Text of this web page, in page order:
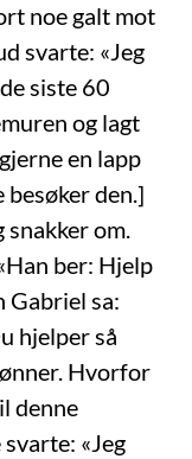
noe galt mot
svarte: «Jeg
siste 60
og lagt
en lapp
besøker den.]
snakker om.
ber: Hjelp
Gabriel sa:
hjelper så
Hvorfor
denne
«Jeg